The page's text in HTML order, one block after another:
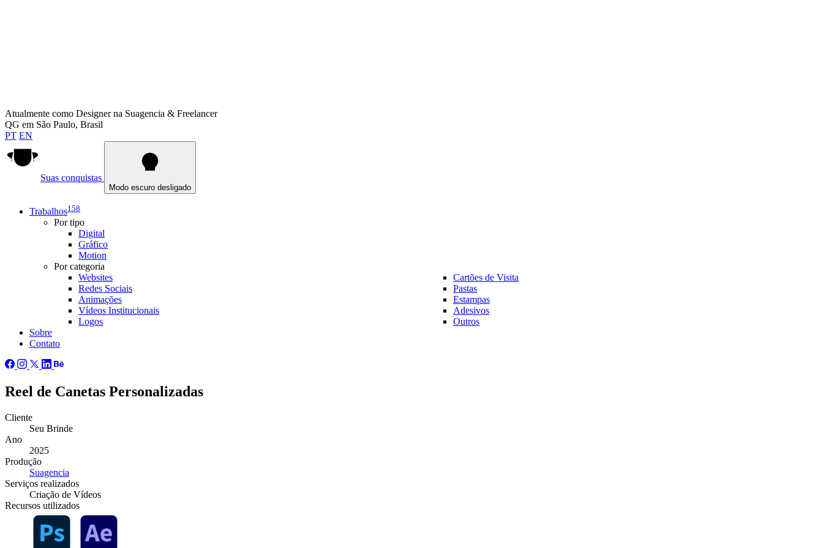
Atualmente como Designer na Suagencia & Freelancer
QG em São Paulo, Brasil
PT EN
Suas conquistas
Modo escuro desligado
Trabalhos158
Por tipo
Digital
Gráfico
Motion
Por categoria
Websites
Redes Sociais
Animações
Vídeos Institucionais
Logos
Cartões de Visita
Pastas
Estampas
Adesivos
Outros
Sobre
Contato
Reel de Canetas Personalizadas
Cliente
Seu Brinde
Ano
2025
Produção
Suagencia
Serviços realizados
Criação de Vídeos
Recursos utilizados